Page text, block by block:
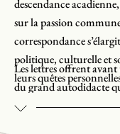
descendance
sur la passion
correspondance
politique, culturelle et
leurs quêtes
Les lettres offrent
du grand autodidacte
liberté, de manière